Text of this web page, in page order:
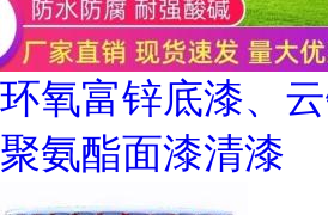
环氧富锌底漆、云
聚氨酯面漆清漆